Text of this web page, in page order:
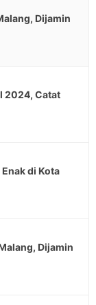
Dijamin
2024, Catat
di Kota
Dijamin